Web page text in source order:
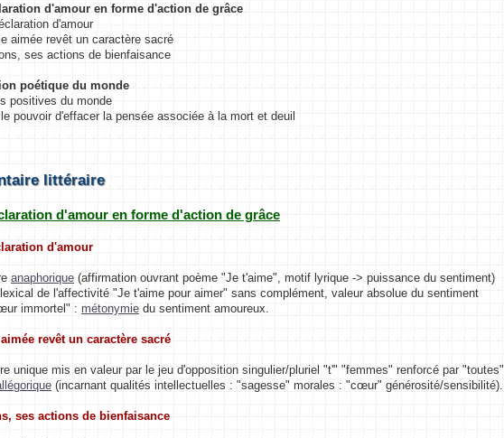
d'amour en forme d'action de grâce
d'amour
aimée revêt un caractère sacré
ses actions de bienfaisance
poétique du monde
positives du monde
pouvoir d'effacer la pensée associée à la mort et deuil
littéraire
d'amour en forme d'action de grâce
d'amour
anaphorique (affirmation ouvrant poème "Je t'aime", motif lyrique -> puissance du sentiment)
de l'affectivité "Je t'aime pour aimer" sans complément, valeur absolue du sentiment
: métonymie du sentiment amoureux.
revêt un caractère sacré
unique mis en valeur par le jeu d'opposition singulier/pluriel "t'" "femmes" renforcé par "toutes"
(incarnant qualités intellectuelles : "sagesse" morales : "cœur" générosité/sensibilité).
ses actions de bienfaisance